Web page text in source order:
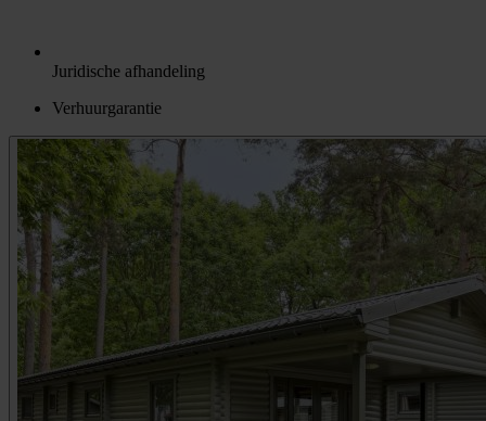
Juridische afhandeling
Verhuurgarantie